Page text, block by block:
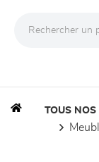
TOUS NOS